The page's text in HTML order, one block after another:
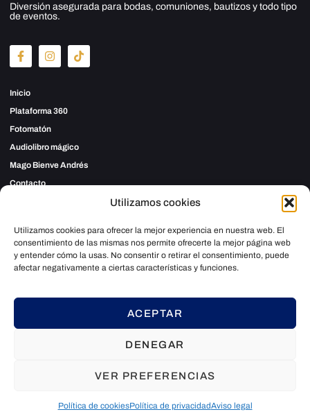
Utilizamos cookies
Utilizamos cookies para ofrecer la mejor experiencia en nuestra web. El
consentimiento de las mismas nos permite ofrecerte la mejor página web
y entender cómo la usas. No consentir o retirar el consentimiento, puede
afectar negativamente a ciertas características y funciones.
ACEPTAR
DENEGAR
VER PREFERENCIAS
Política de cookiesPolítica de privacidadAviso legal
Diversión asegurada para bodas, comuniones, bautizos y todo tipo
de eventos.
Inicio
Plataforma 360
Fotomatón
Audiolibro mágico
Mago Bienve Andrés
Contacto
TELÉFONO
642 89 03 59
info@giromagico.com